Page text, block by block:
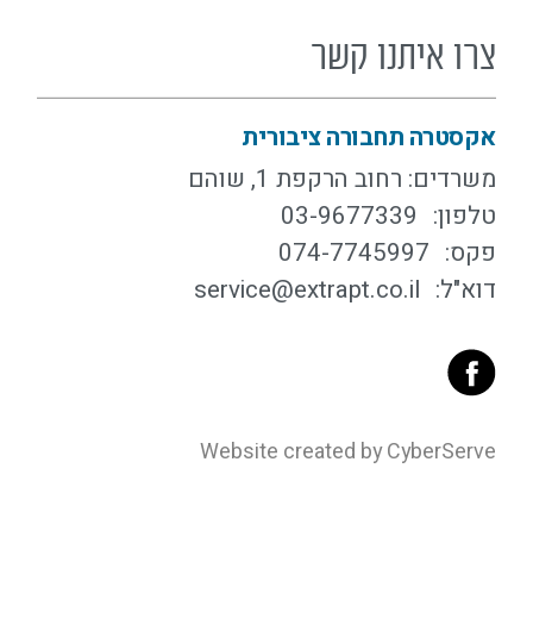
צרו איתנו קשר
אקסטרה תחבורה ציבורית
משרדים: רחוב הרקפת 1, שוהם
טלפון: 03-9677339
פקס: 074-7745997
דוא"ל: service@extrapt.co.il
Website created by CyberServe